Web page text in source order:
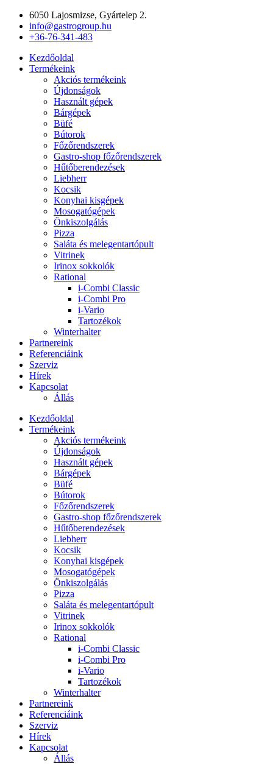
Ugrás
tartalomhoz
6050 Lajosmizse, Gyártelep 2.
info@gastrogroup.hu
+36-76-341-483
Kezdőoldal
Termékeink
Akciós termékeink
Újdonságok
Használt gépek
Bárgépek
Büfé
Bútorok
Főzőrendszerek
Gastro-shop főzőrendszerek
Hűtőberendezések
Liebherr
Kocsik
Konyhai kisgépek
Mosogatógépek
Önkiszolgálás
Pizza
Saláta és melegentartópult
Vitrinek
Irinox sokkolók
Rational
i-Combi Classic
i-Combi Pro
i-Vario
Tartozékok
Winterhalter
Partnereink
Referenciáink
Szerviz
Hírek
Kapcsolat
Állás
Kezdőoldal
Termékeink
Akciós termékeink
Újdonságok
Használt gépek
Bárgépek
Büfé
Bútorok
Főzőrendszerek
Gastro-shop főzőrendszerek
Hűtőberendezések
Liebherr
Kocsik
Konyhai kisgépek
Mosogatógépek
Önkiszolgálás
Pizza
Saláta és melegentartópult
Vitrinek
Irinox sokkolók
Rational
i-Combi Classic
i-Combi Pro
i-Vario
Tartozékok
Winterhalter
Partnereink
Referenciáink
Szerviz
Hírek
Kapcsolat
Állás